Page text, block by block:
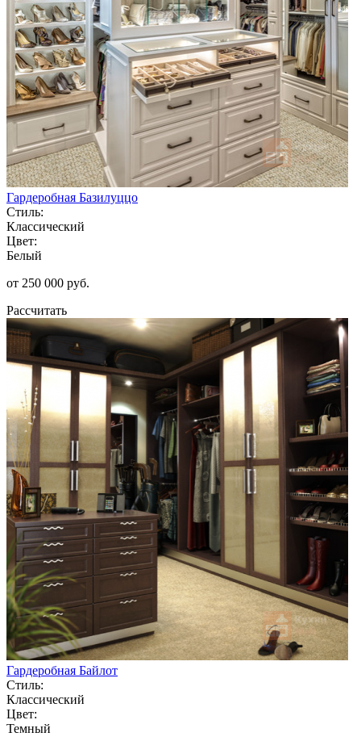
Гардеробная Базилуццо
Стиль:
Классический
Цвет:
Белый
от 250 000 руб.
Рассчитать
Гардеробная Байлот
Стиль:
Классический
Цвет:
Темный